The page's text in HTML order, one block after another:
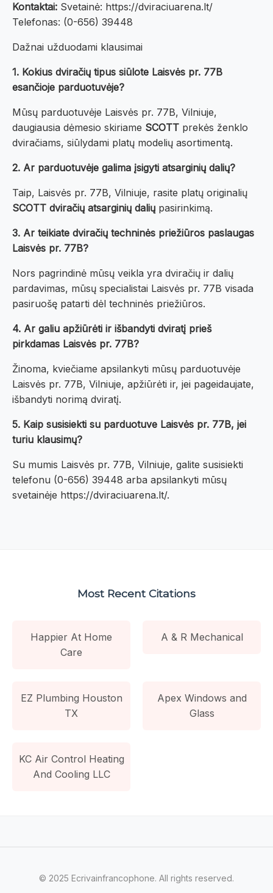
Kontaktai: Svetainė: https://dviraciuarena.lt/
Telefonas: (0-656) 39448
Dažnai užduodami klausimai
1. Kokius dviračių tipus siūlote Laisvės pr. 77B
esančioje parduotuvėje?
Mūsų parduotuvėje Laisvės pr. 77B, Vilniuje,
daugiausia dėmesio skiriame SCOTT prekės ženklo
dviračiams, siūlydami platų modelių asortimentą.
2. Ar parduotuvėje galima įsigyti atsarginių dalių?
Taip, Laisvės pr. 77B, Vilniuje, rasite platų originalių
SCOTT dviračių atsarginių dalių pasirinkimą.
3. Ar teikiate dviračių techninės priežiūros paslaugas
Laisvės pr. 77B?
Nors pagrindinė mūsų veikla yra dviračių ir dalių
pardavimas, mūsų specialistai Laisvės pr. 77B visada
pasiruošę patarti dėl techninės priežiūros.
4. Ar galiu apžiūrėti ir išbandyti dviratį prieš
pirkdamas Laisvės pr. 77B?
Žinoma, kviečiame apsilankyti mūsų parduotuvėje
Laisvės pr. 77B, Vilniuje, apžiūrėti ir, jei pageidaujate,
išbandyti norimą dviratį.
5. Kaip susisiekti su parduotuve Laisvės pr. 77B, jei
turiu klausimų?
Su mumis Laisvės pr. 77B, Vilniuje, galite susisiekti
telefonu (0-656) 39448 arba apsilankyti mūsų
svetainėje https://dviraciuarena.lt/.
Most Recent Citations
Happier At Home
Care
A & R Mechanical
EZ Plumbing Houston
TX
Apex Windows and
Glass
KC Air Control Heating
And Cooling LLC
© 2025 Ecrivainfrancophone. All rights reserved.